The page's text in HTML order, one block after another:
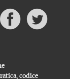
codice